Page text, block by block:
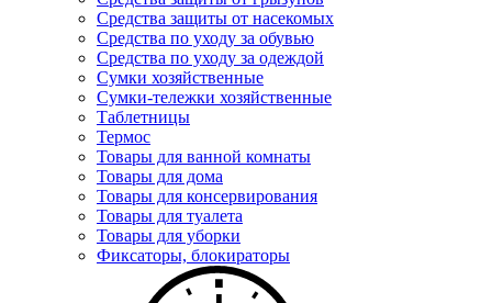
Средства защиты от насекомых
Средства по уходу за обувью
Средства по уходу за одеждой
Сумки хозяйственные
Сумки-тележки хозяйственные
Таблетницы
Термос
Товары для ванной комнаты
Товары для дома
Товары для консервирования
Товары для туалета
Товары для уборки
Фиксаторы, блокираторы